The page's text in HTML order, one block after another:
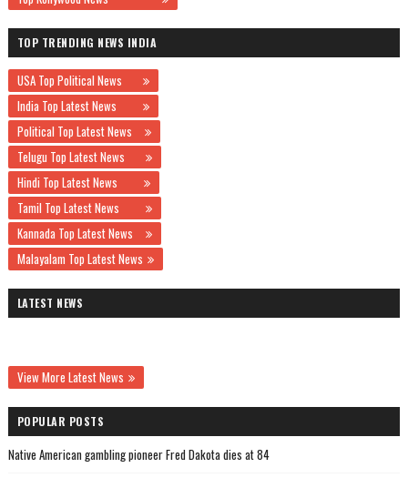
TOP TRENDING NEWS INDIA
USA Top Political News
India Top Latest News
Political Top Latest News
Telugu Top Latest News
Hindi Top Latest News
Tamil Top Latest News
Kannada Top Latest News
Malayalam Top Latest News
LATEST NEWS
View More Latest News
POPULAR POSTS
Native American gambling pioneer Fred Dakota dies at 84